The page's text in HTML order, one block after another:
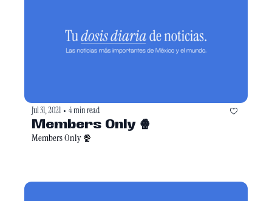
Jul 31, 2021 • 4 min read
Members Only 🍿
Members Only 🍿